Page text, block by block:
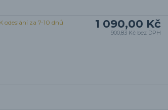
1 090,00 Kč
900,83 Kč bez DPH
K odeslání za 7-10 dnů